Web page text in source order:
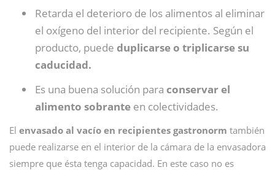
Retarda el deterioro de los alimentos al eliminar
el oxígeno del interior del recipiente. Según el
producto, puede duplicarse o triplicarse su
caducidad.
Es una buena solución para conservar el
alimento sobrante en colectividades.
El envasado al vacío en recipientes gastronorm también
puede realizarse en el interior de la cámara de la envasadora
siempre que ésta tenga capacidad. En este caso no es